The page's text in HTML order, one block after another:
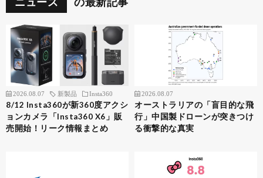
2026.08.07 新製品 Insta360
8/12 Insta360が新360度アクシ
ョンカメラ「Insta360 X6」販
売開始！リーク情報まとめ
2026.08.07
オーストラリアの「盲目的な飛
行」中国製ドローンが突きつけ
る衝撃的な真実